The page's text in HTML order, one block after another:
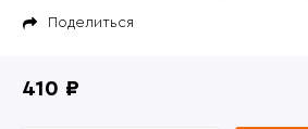
Поделиться
410 ₽